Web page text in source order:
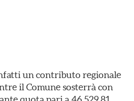
un contributo regionale
il Comune sosterrà con